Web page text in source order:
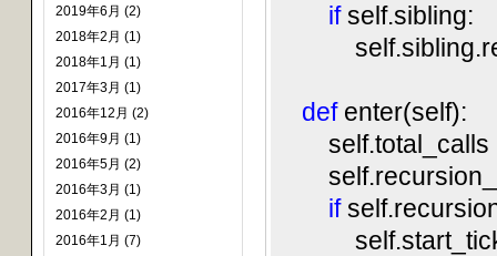
2019年6月 (2)
2018年2月 (1)
2018年1月 (1)
2017年3月 (1)
2016年12月 (2)
2016年9月 (1)
2016年5月 (2)
2016年3月 (1)
2016年2月 (1)
2016年1月 (7)
ifself.sibling:
defenter(self):
self.total_calls
if
self.start_tick